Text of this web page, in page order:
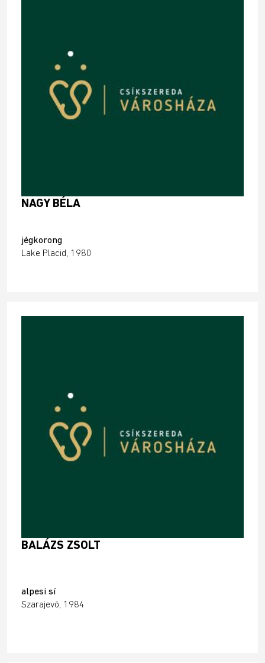
NAGY BÉLA
jégkorong
Lake Placid, 1980
BALÁZS ZSOLT
alpesi sí
Szarajevó, 1984